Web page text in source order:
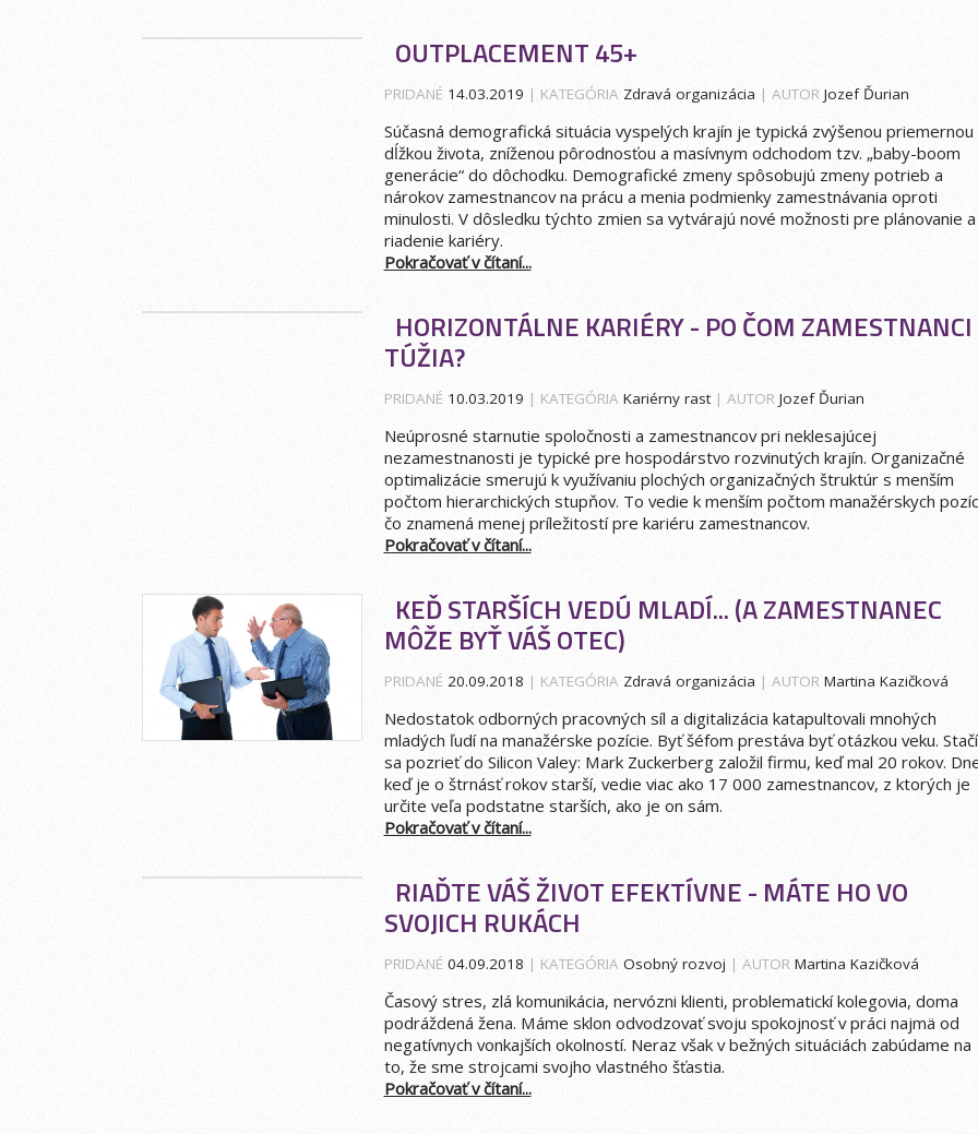
OUTPLACEMENT 45+
PRIDANÉ 14.03.2019 | KATEGÓRIA Zdravá organizácia | AUTOR Jozef Ďurian
Súčasná demografická situácia vyspelých krajín je typická zvýšenou priemernou
dĺžkou života, zníženou pôrodnosťou a masívnym odchodom tzv. „baby-boom
generácie“ do dôchodku. Demografické zmeny spôsobujú zmeny potrieb a
nárokov zamestnancov na prácu a menia podmienky zamestnávania oproti
minulosti. V dôsledku týchto zmien sa vytvárajú nové možnosti pre plánovanie a
riadenie kariéry.
Pokračovať v čítaní...
HORIZONTÁLNE KARIÉRY - PO ČOM ZAMESTNANCI
TÚŽIA?
PRIDANÉ 10.03.2019 | KATEGÓRIA Kariérny rast | AUTOR Jozef Ďurian
Neúprosné starnutie spoločnosti a zamestnancov pri neklesajúcej
nezamestnanosti je typické pre hospodárstvo rozvinutých krajín. Organizačné
optimalizácie smerujú k využívaniu plochých organizačných štruktúr s menším
počtom hierarchických stupňov. To vedie k menším počtom manažérskych
čo znamená menej príležitostí pre kariéru zamestnancov.
Pokračovať v čítaní...
KEĎ STARŠÍCH VEDÚ MLADÍ... (A ZAMESTNANEC
MÔŽE BYŤ VÁŠ OTEC)
PRIDANÉ 20.09.2018 | KATEGÓRIA Zdravá organizácia | AUTOR Martina Kazičková
Nedostatok odborných pracovných síl a digitalizácia katapultovali mnohých
mladých ľudí na manažérske pozície. Byť šéfom prestáva byť otázkou veku. Stačí
sa pozrieť do Silicon Valey: Mark Zuckerberg založil firmu, keď mal 20 rokov.
keď je o štrnásť rokov starší, vedie viac ako 17 000 zamestnancov, z ktorých je
určite veľa podstatne starších, ako je on sám.
Pokračovať v čítaní...
RIAĎTE VÁŠ ŽIVOT EFEKTÍVNE - MÁTE HO VO
SVOJICH RUKÁCH
PRIDANÉ 04.09.2018 | KATEGÓRIA Osobný rozvoj | AUTOR Martina Kazičková
Časový stres, zlá komunikácia, nervózni klienti, problematickí kolegovia, doma
podráždená žena. Máme sklon odvodzovať svoju spokojnosť v práci najmä od
negatívnych vonkajších okolností. Neraz však v bežných situáciách zabúdame na
to, že sme strojcami svojho vlastného šťastia.
Pokračovať v čítaní...